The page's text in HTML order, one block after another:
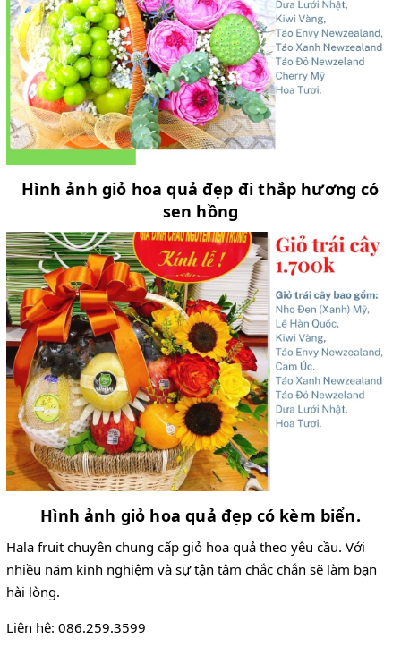
Hình ảnh giỏ hoa quả đẹp đi thắp hương có
sen hồng
Hình ảnh giỏ hoa quả đẹp có kèm biển.
Hala fruit chuyên chung cấp giỏ hoa quả theo yêu cầu. Với
nhiều năm kinh nghiệm và sự tận tâm chắc chắn sẽ làm bạn
hài lòng.
Liên hệ: 086.259.3599